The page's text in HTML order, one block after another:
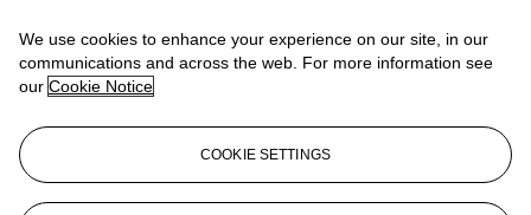
Antoine Lebouteiller
We use cookies to enhance your experience on our site, in our
communications and across the web. For more information see
our Cookie Notice
COOKIE SETTINGS